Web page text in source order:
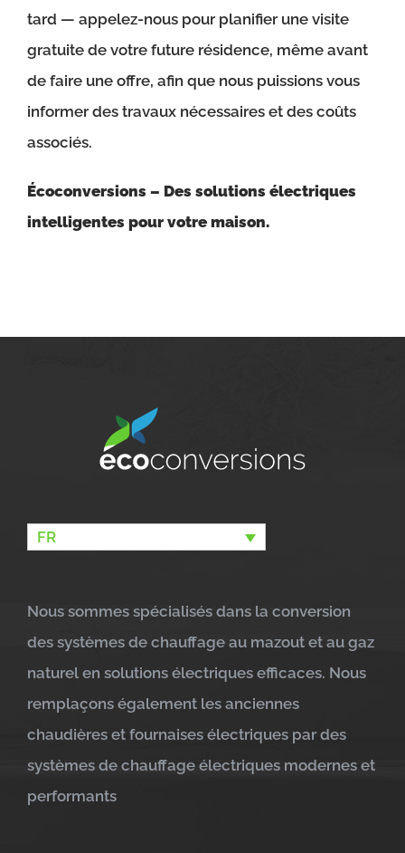
tard — appelez-nous pour planifier une visite
gratuite de votre future résidence, même avant
de faire une offre, afin que nous puissions vous
informer des travaux nécessaires et des coûts
associés.
Écoconversions – Des solutions électriques
intelligentes pour votre maison.
FR
Nous sommes spécialisés dans la conversion
des systèmes de chauffage au mazout et au gaz
naturel en solutions électriques efficaces. Nous
remplaçons également les anciennes
chaudières et fournaises électriques par des
systèmes de chauffage électriques modernes et
performants